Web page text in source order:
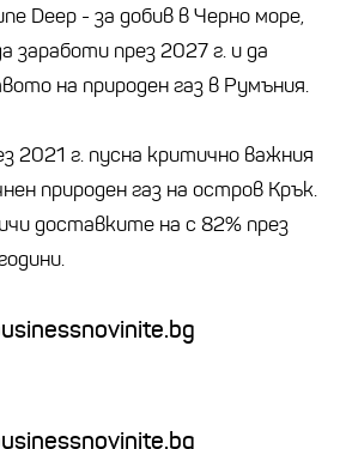
Deep - за добив в Черно море,
заработи през 2027 г. и да
на природен газ в Румъния.
2021 г. пусна критично важния
природен газ на остров Крък.
доставките на с 82% през